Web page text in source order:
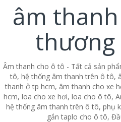
âm
thương
Âm thanh cho ô tô - Tất cả sản
tô, hệ thống âm thanh trên ô tô,
thanh ở tp hcm, âm thanh cho xe
hcm, loa cho xe hơi, loa cho ô tô,
hệ thống âm thanh trên ô tô, phụ
gắn taplo cho ô tô,